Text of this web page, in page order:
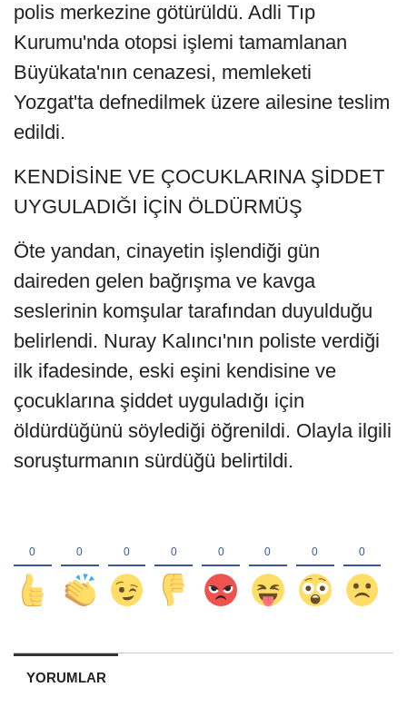
polis merkezine götürüldü. Adli Tıp
Kurumu'nda otopsi işlemi tamamlanan
Büyükata'nın cenazesi, memleketi
Yozgat'ta defnedilmek üzere ailesine teslim
edildi.
KENDİSİNE VE ÇOCUKLARINA ŞİDDET
UYGULADIĞI İÇİN ÖLDÜRMÜŞ
Öte yandan, cinayetin işlendiği gün
daireden gelen bağrışma ve kavga
seslerinin komşular tarafından duyulduğu
belirlendi. Nuray Kalıncı'nın poliste verdiği
ilk ifadesinde, eski eşini kendisine ve
çocuklarına şiddet uyguladığı için
öldürdüğünü söylediği öğrenildi. Olayla ilgili
soruşturmanın sürdüğü belirtildi.
YORUMLAR